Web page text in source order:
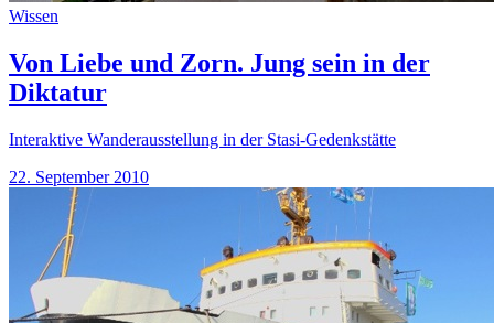
Wissen
Von Liebe und Zorn. Jung sein in der
Diktatur
Interaktive Wanderausstellung in der Stasi-Gedenkstätte
22. September 2010